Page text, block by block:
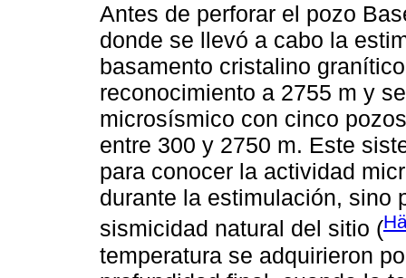
Antes de perforar el pozo
donde se llevó a cabo la
basamento cristalino
reconocimiento a 2755 m y
microsísmico con cinco
entre 300 y 2750 m. Este
para conocer la actividad
durante la estimulación, sino
sismicidad natural del sitio (
temperatura se adquirieron